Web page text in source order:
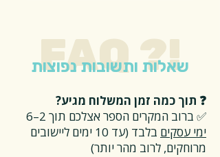
FAQ ?!
שאלות ותשובות נפוצות
❓ תוך כמה זמן המשלוח מגיע?
✅ ברוב המקרים הספר אצלכם תוך 2–6
ימי עסקים
בלבד (עד 10 ימים ליישובים
מרוחקים, לרוב מהר יותר)